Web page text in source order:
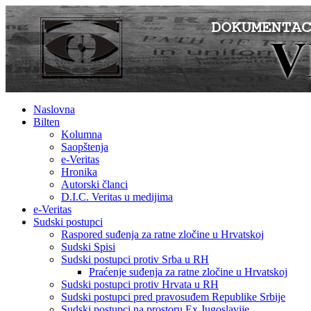
Naslovna
Bilten
Kolumna
Saopštenja
e-Veritas
Hronika
Autorski članci
D.I.C. Veritas u medijima
e-Veritas
Sudski postupci
Raspored suđenja za ratne zločine u Hrvatskoj
Sudski Spisi
Sudski postupci protiv Srba u RH
Praćenje suđenja za ratne zločine u Hrvatskoj
Sudski postupci protiv Hrvata u RH
Sudski postupci pred pravosuđem Republike Srbije